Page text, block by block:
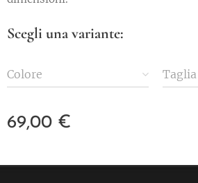
Scegli una variante:
Colore Taglia
69,00 €